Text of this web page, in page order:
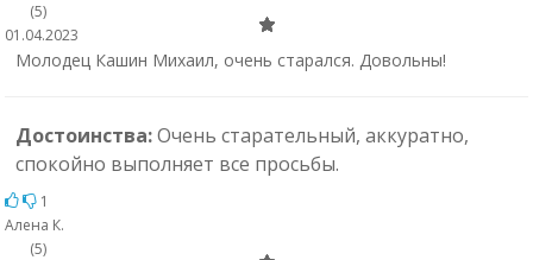
(5)
01.04.2023
Молодец Кашин Михаил, очень старался. Довольны!
Достоинства:Очень старательный, аккуратно,
спокойно выполняет все просьбы.
1
Алена К.
(5)